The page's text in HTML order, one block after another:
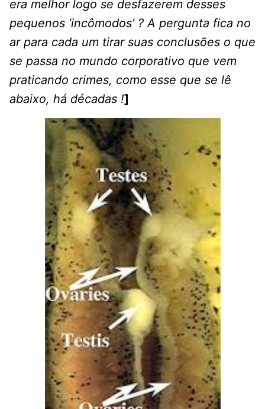
era melhor logo se desfazerem desses
pequenos ‘incômodos’ ? A pergunta fica no
ar para cada um tirar suas conclusões o que
se passa no mundo corporativo que vem
praticando crimes, como esse que se lê
abaixo, há décadas !]